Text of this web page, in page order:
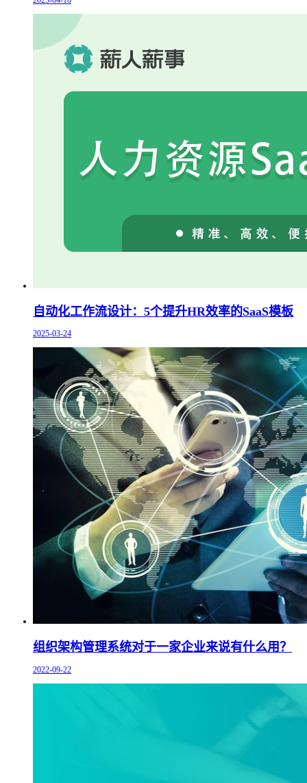
自动化工作流设计：5个提升HR效率的SaaS模板
2025-03-24
组织架构管理系统对于一家企业来说有什么用？
2022-09-22